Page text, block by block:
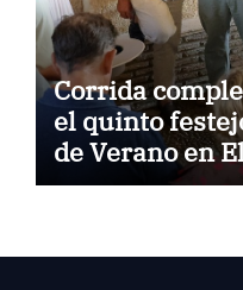
Corrida
el quinto
de Verano en